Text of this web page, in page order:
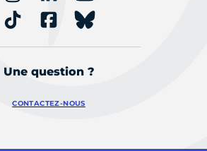
Une question ?
CONTACTEZ-NOUS